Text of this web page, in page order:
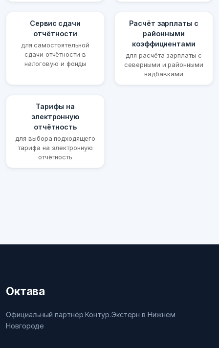
Сервис сдачи
отчётности
для самостоятельной
сдачи отчётности в
налоговую и фонды
Расчёт зарплаты с
районными
коэффициентами
для расчёта зарплаты с
северными и районными
надбавками
Тарифы на
электронную
отчётность
для выбора подходящего
тарифа на электронную
отчётность
Октава
Официальный партнёр Контур.Экстерн в Нижнем
Новгороде